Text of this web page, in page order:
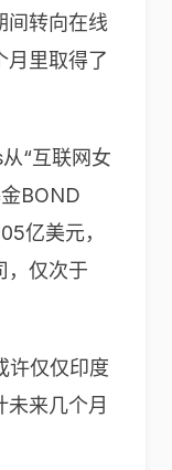
间转向在线
月里取得了
“互联网女
BOND
亿美元，
，仅次于
许仅仅印度
来几个月